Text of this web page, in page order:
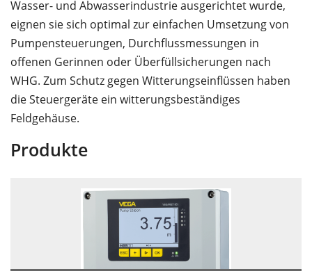
Wasser- und Abwasserindustrie ausgerichtet wurde,
eignen sie sich optimal zur einfachen Umsetzung von
Pumpensteuerungen, Durchflussmessungen in
offenen Gerinnen oder Überfüllsicherungen nach
WHG. Zum Schutz gegen Witterungseinflüssen haben
die Steuergeräte ein witterungsbeständiges
Feldgehäuse.
Produkte